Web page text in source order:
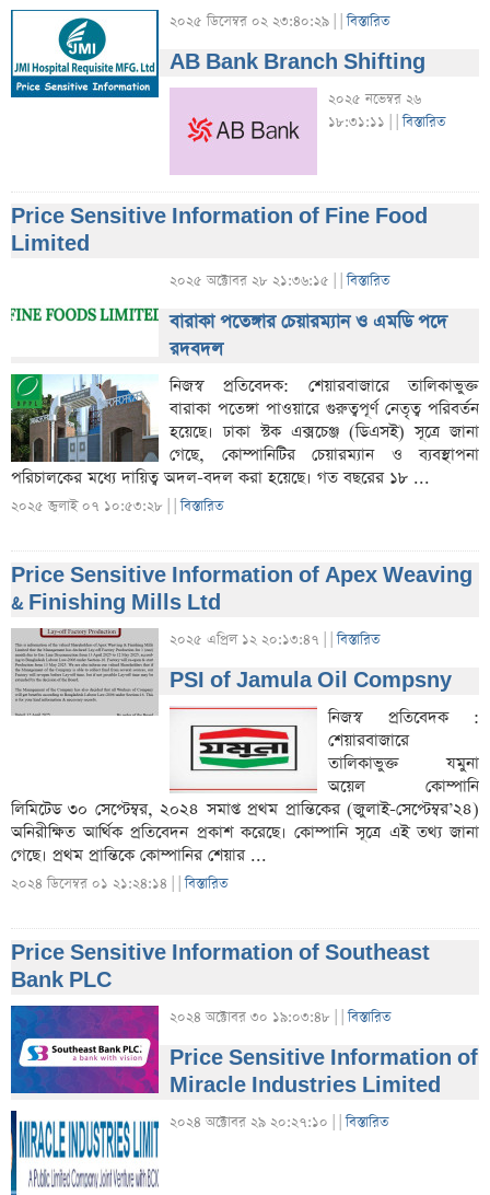
২০২৫ ডিসেম্বর ০২ ২৩:৪০:২৯ | |বিস্তারিত
AB Bank Branch Shifting
২০২৫ নভেম্বর ২৬
১৮:৩১:১১ |
|বিস্তারিত
Price Sensitive Information of Fine Food
Limited
২০২৫ অক্টোবর ২৮ ২১:৩৬:১৫ | |বিস্তারিত
বারাকা পতেঙ্গার চেয়ারম্যান ও এমডি পদে
রদবদল
নিজস্ব প্রতিবেদক: শেয়ারবাজারে তালিকাভুক্ত
বারাকা পতেঙ্গা পাওয়ারে গুরুত্বপূর্ণ নেতৃত্ব পরিবর্তন
হয়েছে। ঢাকা স্টক এক্সচেঞ্জ (ডিএসই) সূত্রে জানা
গেছে, কোম্পানিটির চেয়ারম্যান ও ব্যবস্থাপনা
পরিচালকের মধ্যে দায়িত্ব অদল-বদল করা হয়েছে। গত বছরের ১৮ ...
২০২৫ জুলাই ০৭ ১০:৫৩:২৮ | |বিস্তারিত
Price Sensitive Information of Apex Weaving
& Finishing Mills Ltd
২০২৫ এপ্রিল ১২ ২০:১৩:৪৭ | |বিস্তারিত
PSI of Jamula Oil Compsny
নিজস্ব প্রতিবেদক :
শেয়ারবাজারে
তালিকাভুক্ত যমুনা
অয়েল কোম্পানি
লিমিটেড ৩০ সেপ্টেম্বর, ২০২৪ সমাপ্ত প্রথম প্রান্তিকের (জুলাই-সেপ্টেম্বর’২৪)
অনিরীক্ষিত আর্থিক প্রতিবেদন প্রকাশ করেছে। কোম্পানি সূত্রে এই তথ্য জানা
গেছে। প্রথম প্রান্তিকে কোম্পানির শেয়ার ...
২০২৪ ডিসেম্বর ০১ ২১:২৪:১৪ | |বিস্তারিত
Price Sensitive Information of Southeast
Bank PLC
২০২৪ অক্টোবর ৩০ ১৯:০৩:৪৮ | |বিস্তারিত
Price Sensitive Information of
Miracle Industries Limited
২০২৪ অক্টোবর ২৯ ২০:২৭:১০ | |বিস্তারিত